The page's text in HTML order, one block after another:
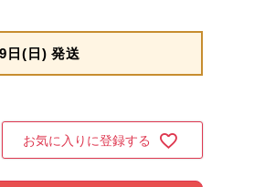
日(日) 発送
お気に入りに登録する